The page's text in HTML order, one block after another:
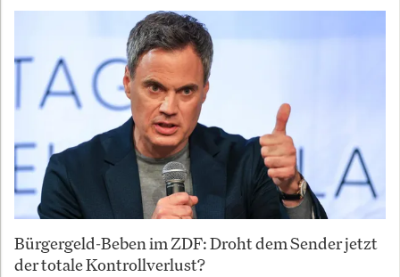
Bürgergeld-Beben im ZDF: Droht dem Sender jetzt
der totale Kontrollverlust?